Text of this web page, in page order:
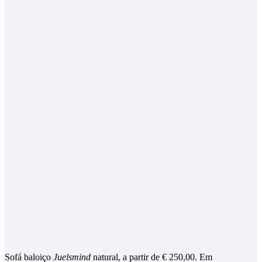
Sofá baloiço Juelsmind natural, a partir de € 250,00. Em